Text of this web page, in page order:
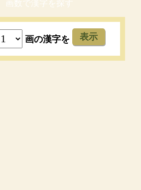
画数で漢字を探す
画の漢字を 表示